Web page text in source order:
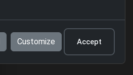
Customize Accept